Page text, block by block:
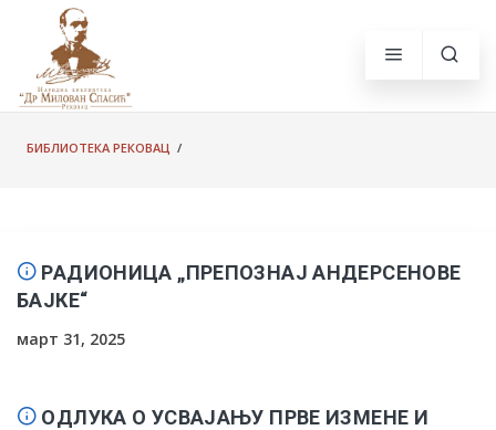
БИБЛИОТЕКА РЕКОВАЦ /
РАДИОНИЦА „ПРЕПОЗНАЈ АНДЕРСЕНОВЕ
БАЈКЕ“
март 31, 2025
ОДЛУКА О УСВАЈАЊУ ПРВЕ ИЗМЕНЕ И